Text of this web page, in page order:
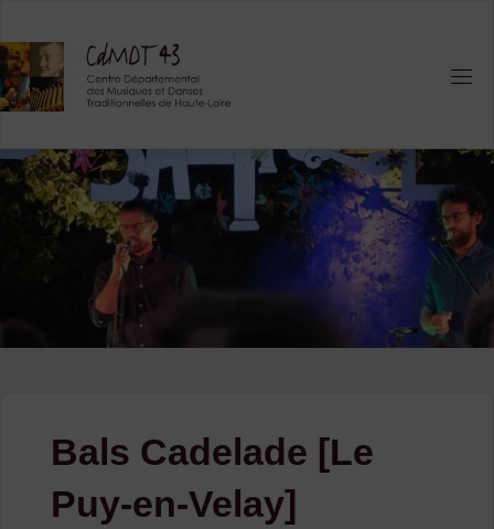
content
Bals Cadelade [Le
Puy-en-Velay]